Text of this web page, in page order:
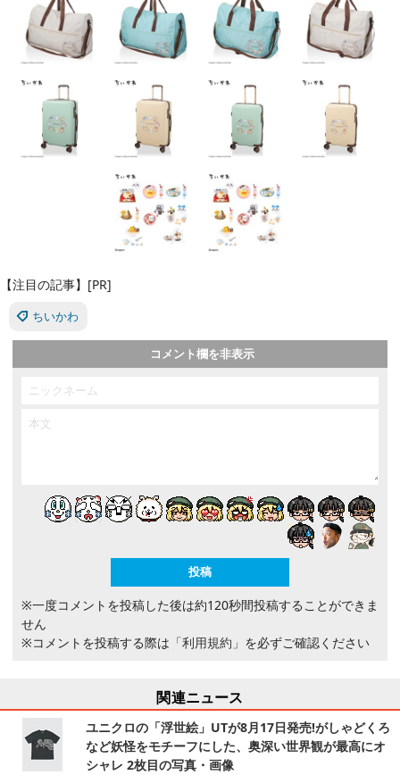
【注目の記事】[PR]
ちいかわ
コメント欄を非表示
※一度コメントを投稿した後は約120秒間投稿することができま
せん
※コメントを投稿する際は 「利用規約」 を必ずご確認ください
関連ニュース
ユニクロの「浮世絵」UTが8月17日発売!がしゃどくろ
など妖怪をモチーフにした、奥深い世界観が最高にオ
シャレ 2枚目の写真・画像